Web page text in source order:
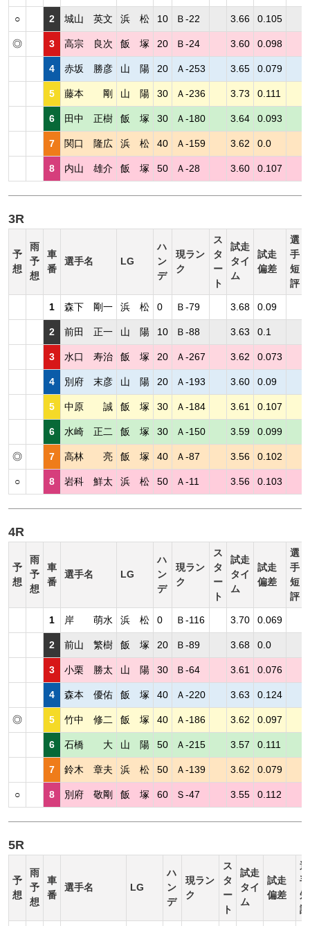
○ 2 城山 英文 浜 松 10 Ｂ-22 3.66 0.105
◎ 3 高宗 良次 飯 塚 20 Ｂ-24 3.60 0.098
4 赤坂 勝彦 山 陽 20 Ａ-253 3.65 0.079
5 藤本 剛 山 陽 30 Ａ-236 3.73 0.111
6 田中 正樹 飯 塚 30 Ａ-180 3.64 0.093
7 関口 隆広 浜 松 40 Ａ-159 3.62 0.0
8 内山 雄介 飯 塚 50 Ａ-28 3.60 0.107
3R
予
想
雨
予
想
車
番
選手名 LG
ハ
ン
デ
現ラン
ク
ス
タ
ー
ト
試走
タイ
ム
試走
偏差
選
手
短
評
1 森下 剛一 浜 松 0 Ｂ-79 3.68 0.09
2 前田 正一 山 陽 10 Ｂ-88 3.63 0.1
3 水口 寿治 飯 塚 20 Ａ-267 3.62 0.073
4 別府 末彦 山 陽 20 Ａ-193 3.60 0.09
5 中原 誠 飯 塚 30 Ａ-184 3.61 0.107
6 水崎 正二 飯 塚 30 Ａ-150 3.59 0.099
◎ 7 高林 亮 飯 塚 40 Ａ-87 3.56 0.102
○ 8 岩科 鮮太 浜 松 50 Ａ-11 3.56 0.103
4R
予
想
雨
予
想
車
番
選手名 LG
ハ
ン
デ
現ラン
ク
ス
タ
ー
ト
試走
タイ
ム
試走
偏差
選
手
短
評
1 岸 萌水 浜 松 0 Ｂ-116 3.70 0.069
2 前山 繁樹 飯 塚 20 Ｂ-89 3.68 0.0
3 小栗 勝太 山 陽 30 Ｂ-64 3.61 0.076
4 森本 優佑 飯 塚 40 Ａ-220 3.63 0.124
◎ 5 竹中 修二 飯 塚 40 Ａ-186 3.62 0.097
6 石橋 大 山 陽 50 Ａ-215 3.57 0.111
7 鈴木 章夫 浜 松 50 Ａ-139 3.62 0.079
○ 8 別府 敬剛 飯 塚 60 Ｓ-47 3.55 0.112
5R
予
想
雨
予
想
車
番
選手名 LG
ハ
ン
デ
現ラン
ク
ス
タ
ー
ト
試走
タイ
ム
試走
偏差
選
手
短
評